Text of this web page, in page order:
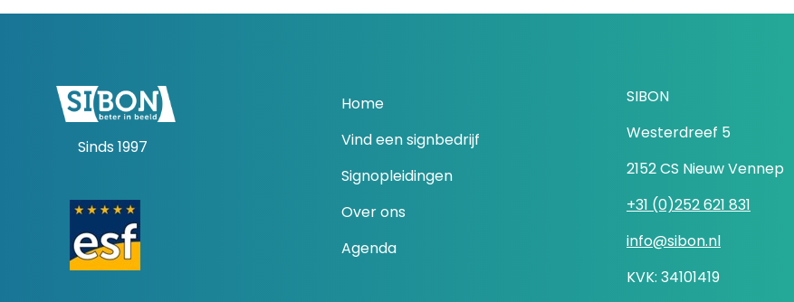
Sinds 1997
Home
Vind een signbedrijf
Signopleidingen
Over ons
Agenda
SIBON
Westerdreef 5
2152 CS Nieuw Vennep
+31 (0)252 621 831
info@sibon.nl
KVK: 34101419